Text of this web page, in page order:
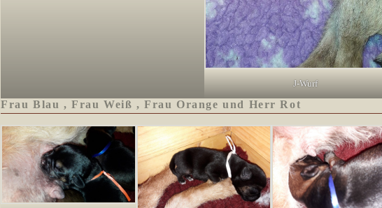
J-Wurf
Frau Blau , Frau Weiß , Frau Orange und Herr Rot